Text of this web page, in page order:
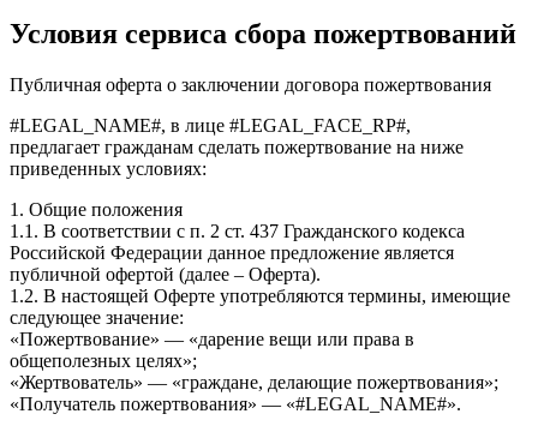
Условия сервиса сбора пожертвований
Публичная оферта о заключении договора пожертвования
#LEGAL_NAME#, в лице #LEGAL_FACE_RP#,
предлагает гражданам сделать пожертвование на ниже
приведенных условиях:
1. Общие положения
1.1. В соответствии с п. 2 ст. 437 Гражданского кодекса
Российской Федерации данное предложение является
публичной офертой (далее – Оферта).
1.2. В настоящей Оферте употребляются термины, имеющие
следующее значение:
«Пожертвование» — «дарение вещи или права в
общеполезных целях»;
«Жертвователь» — «граждане, делающие пожертвования»;
«Получатель пожертвования» — «#LEGAL_NAME#».